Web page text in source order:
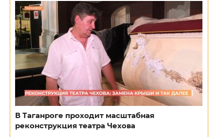
В Таганроге проходит масштабная
реконструкция театра Чехова